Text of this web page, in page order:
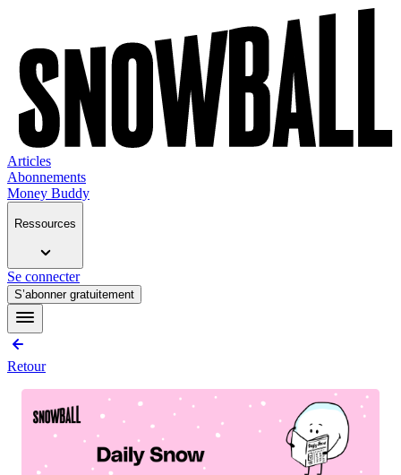
Articles
Abonnements
Money Buddy
Ressources
Se connecter
S’abonner gratuitement
Retour